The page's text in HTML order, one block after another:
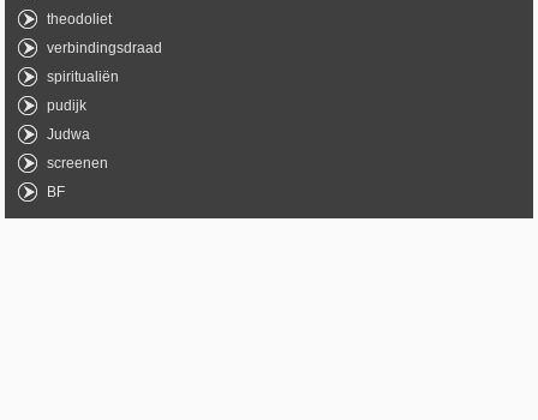
theodoliet
verbindingsdraad
spiritualiën
pudijk
Judwa
screenen
BF